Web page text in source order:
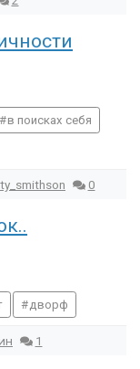
в поисках себя
0
дворф
1